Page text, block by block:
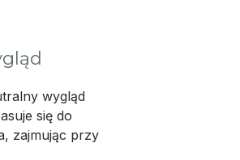
wygląd
się do
zajmując przy